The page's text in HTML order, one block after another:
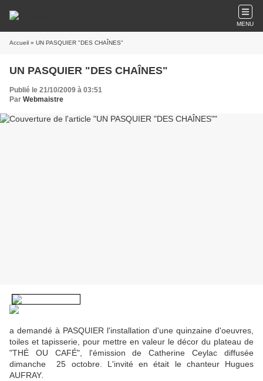
MENU
Accueil » UN PASQUIER "DES CHAÎNES"
UN PASQUIER "DES CHAÎNES"
Publié le 21/10/2009 à 03:51
Par Webmaistre
a demandé à PASQUIER l'installation d'une quinzaine d'oeuvres,
toiles et tapisserie, pour mettre en valeur le décor du plateau de
"THÉ OU CAFÉ", l'émission de Catherine Ceylac diffusée
dimanche 25 octobre. L'invité en était le chanteur Hugues
AUFRAY